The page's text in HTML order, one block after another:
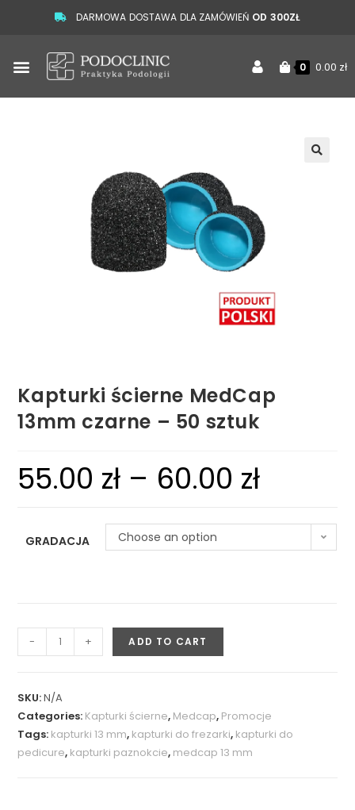
DARMOWA DOSTAWA DLA ZAMÓWIEŃ OD 300ZŁ
0 0.00 zł
Kapturki ścierne MedCap
13mm czarne – 50 sztuk
55.00 zł – 60.00 zł
GRADACJA Choose an option
- + ADD TO CART
SKU:N/A
Categories: Kapturki ścierne, Medcap, Promocje
Tags: kapturki 13 mm, kapturki do frezarki, kapturki do
pedicure, kapturki paznokcie, medcap 13 mm